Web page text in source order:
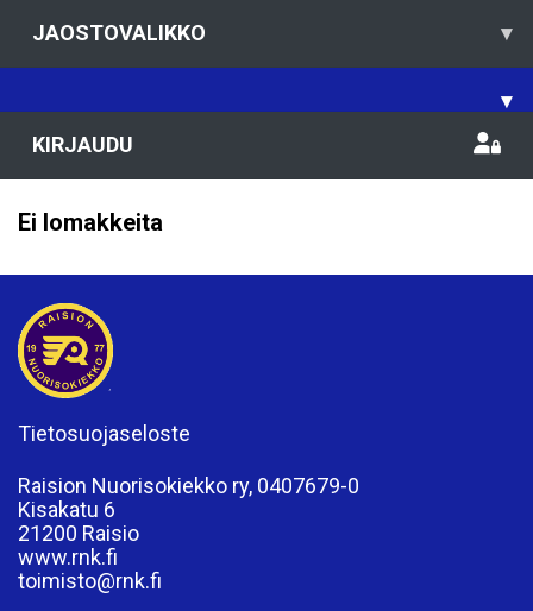
JAOSTOVALIKKO ▾
▾
KIRJAUDU
Ei lomakkeita
Tietosuojaseloste
Raision Nuorisokiekko ry, 0407679-0
Kisakatu 6
21200 Raisio
www.rnk.fi
toimisto@rnk.fi